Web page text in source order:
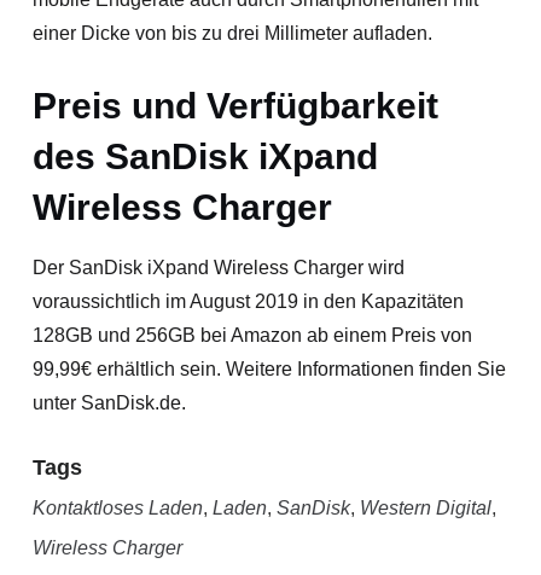
einer Dicke von bis zu drei Millimeter aufladen.
Preis und Verfügbarkeit
des SanDisk iXpand
Wireless Charger
Der SanDisk iXpand Wireless Charger wird
voraussichtlich im August 2019 in den Kapazitäten
128GB und 256GB bei Amazon ab einem Preis von
99,99€ erhältlich sein. Weitere Informationen finden Sie
unter SanDisk.de.
Tags
Kontaktloses Laden, Laden, SanDisk, Western Digital,
Wireless Charger